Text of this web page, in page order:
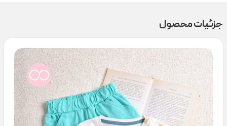
جزئیات محصول